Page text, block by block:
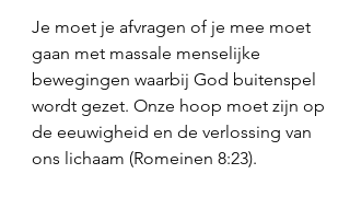
Je moet je afvragen of je mee moet
gaan met massale menselijke
bewegingen waarbij God buitenspel
wordt gezet. Onze hoop moet zijn op
de eeuwigheid en de verlossing van
ons lichaam (Romeinen 8:23).